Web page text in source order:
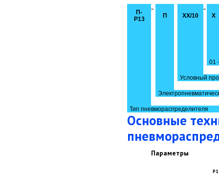
П-
Р13
-
П ХХ/10
-
Х
01
Условный
Тип пневмораспределителя
Основные
Параметры